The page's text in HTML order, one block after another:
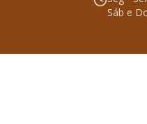
Sáb e